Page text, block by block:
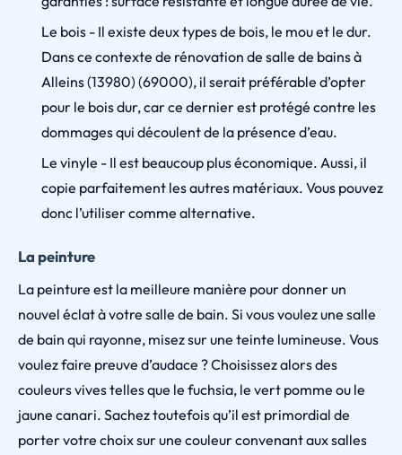
Le bois - Il existe deux types de bois, le mou et le dur.
Dans ce contexte de rénovation de salle de bains à
Alleins (13980) (69000), il serait préférable d’opter
pour le bois dur, car ce dernier est protégé contre les
dommages qui découlent de la présence d’eau.
Le vinyle - Il est beaucoup plus économique. Aussi, il
copie parfaitement les autres matériaux. Vous pouvez
donc l’utiliser comme alternative.
La peinture
La peinture est la meilleure manière pour donner un
nouvel éclat à votre salle de bain. Si vous voulez une salle
de bain qui rayonne, misez sur une teinte lumineuse. Vous
voulez faire preuve d’audace ? Choisissez alors des
couleurs vives telles que le fuchsia, le vert pomme ou le
jaune canari. Sachez toutefois qu’il est primordial de
porter votre choix sur une couleur convenant aux salles